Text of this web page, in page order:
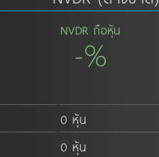
NVDR ถือหุ้น
-%
0 หุ้น
0 หุ้น